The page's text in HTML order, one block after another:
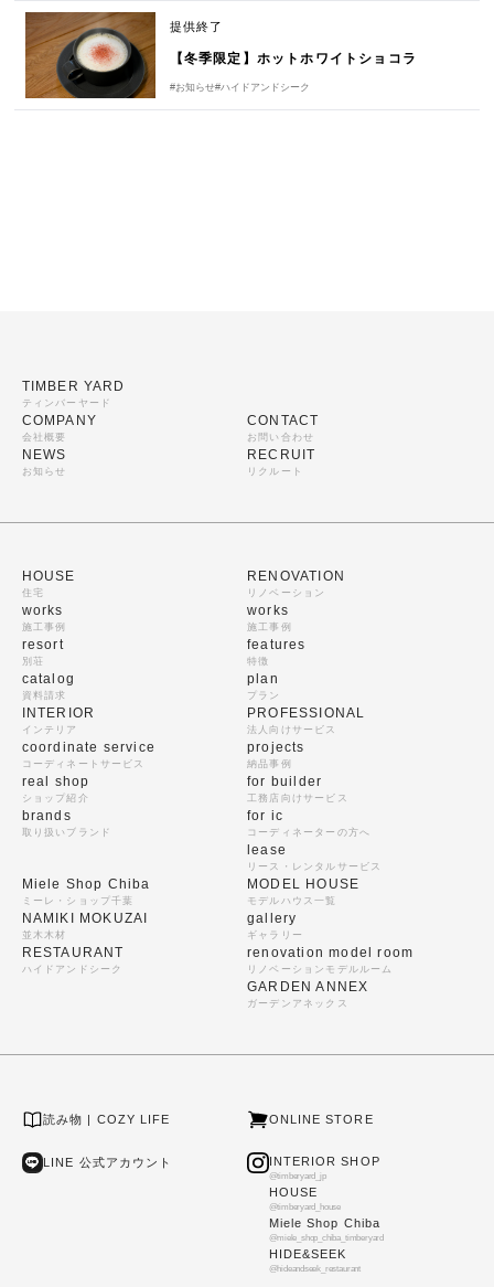
提供終了
【冬季限定】ホットホワイトショコラ
#お知らせ#ハイドアンドシーク
TIMBER YARD
ティンバーヤード
COMPANY
会社概要
NEWS
お知らせ
CONTACT
お問い合わせ
RECRUIT
リクルート
HOUSE
住宅
works
施工事例
resort
別荘
catalog
資料請求
RENOVATION
リノベーション
works
施工事例
features
特徴
plan
プラン
INTERIOR
インテリア
coordinate service
コーディネートサービス
real shop
ショップ紹介
brands
取り扱いブランド
PROFESSIONAL
法人向けサービス
projects
納品事例
for builder
工務店向けサービス
for ic
コーディネーターの方へ
lease
リース・レンタルサービス
Miele Shop Chiba
ミーレ・ショップ千葉
NAMIKI MOKUZAI
並木木材
RESTAURANT
ハイドアンドシーク
MODEL HOUSE
モデルハウス一覧
gallery
ギャラリー
renovation model room
リノベーションモデルルーム
GARDEN ANNEX
ガーデンアネックス
読み物 | COZY LIFE ONLINE STORE
LINE 公式アカウント INTERIOR SHOP
@timberyard_jp
HOUSE
@timberyard_house
Miele Shop Chiba
@miele_shop_chiba_timberyard
HIDE&SEEK
@hideandseek_restaurant